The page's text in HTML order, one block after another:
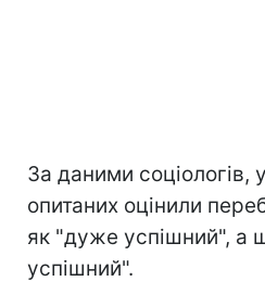
За даними соціологів,
опитаних оцінили
як "дуже успішний", а
успішний".